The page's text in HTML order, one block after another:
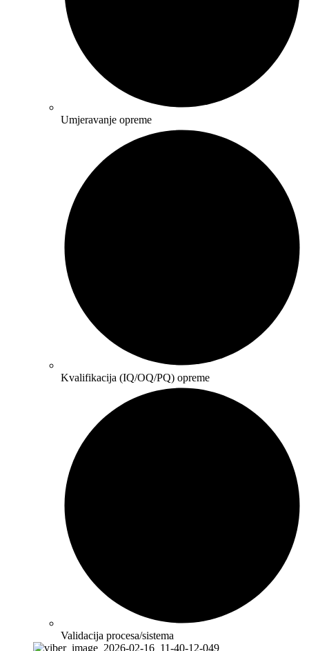
Umjeravanje opreme
Kvalifikacija (IQ/OQ/PQ) opreme
Validacija procesa/sistema